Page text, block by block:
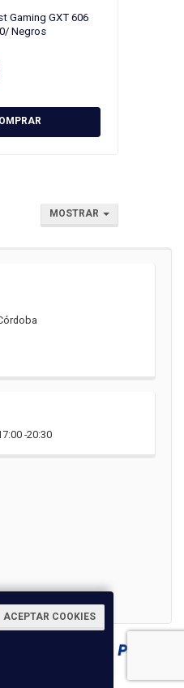
Gaming GXT 606
Negros
MOSTRAR
ACEPTAR COOKIES
-20:30